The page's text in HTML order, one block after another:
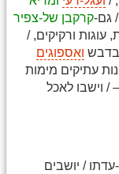
גם-קרקבן של-צפיר
ורקיקים, /
בדבש ואספוגים
עתיקים מימות
­­ – ­/ וישבו לאכל
/ יושבים